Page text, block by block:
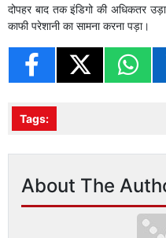
दोपहर बाद तक इंडिगो की अधिकतर
काफी परेशानी का सामना करना पड़ा।
Tags:
About The